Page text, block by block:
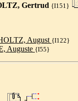
Gertrud {I151}
August {I122}
Auguste {I55}